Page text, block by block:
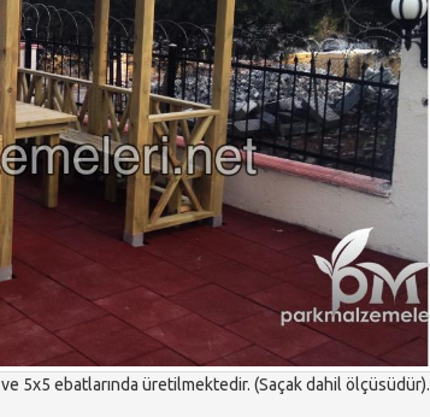
5x5 ebatlarında üretilmektedir. (Saçak dahil ölçüsüdür).